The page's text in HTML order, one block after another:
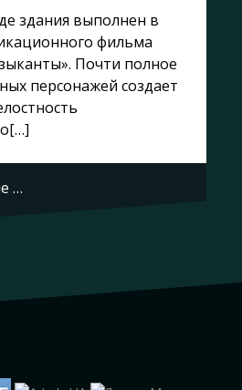
здания выполнен в
фильма
Почти полное
персонажей создает
…